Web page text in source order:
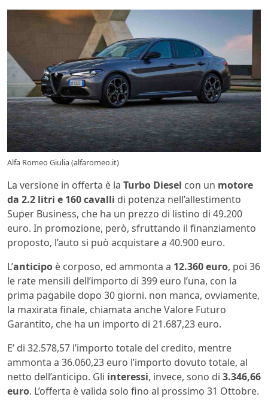
Alfa Romeo Giulia (alfaromeo.it)
La versione in offerta è la Turbo Diesel con un motore
da 2.2 litri e 160 cavalli di potenza nell’allestimento
Super Business, che ha un prezzo di listino di 49.200
euro. In promozione, però, sfruttando il finanziamento
proposto, l’auto si può acquistare a 40.900 euro.
L’anticipo è corposo, ed ammonta a 12.360 euro, poi 36
le rate mensili dell’importo di 399 euro l’una, con la
prima pagabile dopo 30 giorni. non manca, ovviamente,
la maxirata finale, chiamata anche Valore Futuro
Garantito, che ha un importo di 21.687,23 euro.
E’ di 32.578,57 l’importo totale del credito, mentre
ammonta a 36.060,23 euro l’importo dovuto totale, al
netto dell’anticipo. Gli interessi, invece, sono di 3.346,66
euro. L’offerta è valida solo fino al prossimo 31 Ottobre.